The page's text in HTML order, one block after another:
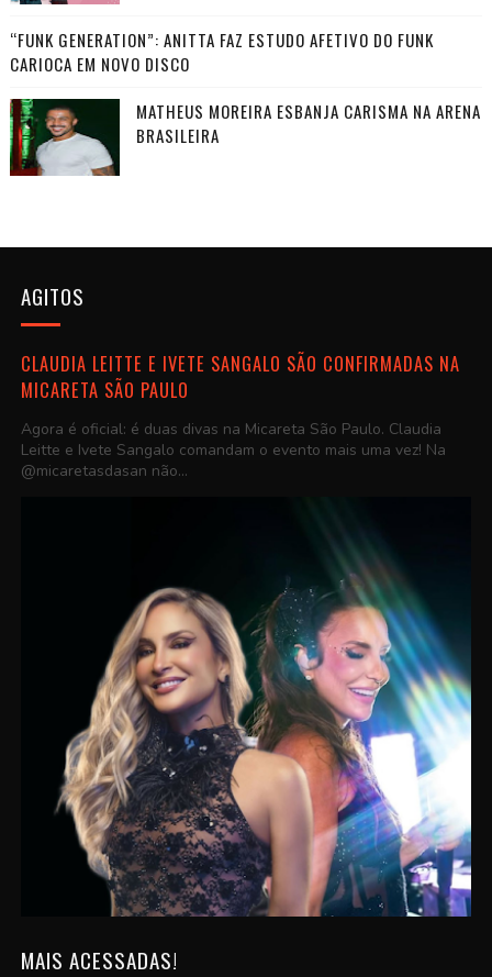
“FUNK GENERATION”: ANITTA FAZ ESTUDO AFETIVO DO FUNK
CARIOCA EM NOVO DISCO
MATHEUS MOREIRA ESBANJA CARISMA NA ARENA
BRASILEIRA
AGITOS
CLAUDIA LEITTE E IVETE SANGALO SÃO CONFIRMADAS NA
MICARETA SÃO PAULO
Agora é oficial: é duas divas na Micareta São Paulo. Claudia
Leitte e Ivete Sangalo comandam o evento mais uma vez! Na
@micaretasdasan não...
MAIS ACESSADAS!